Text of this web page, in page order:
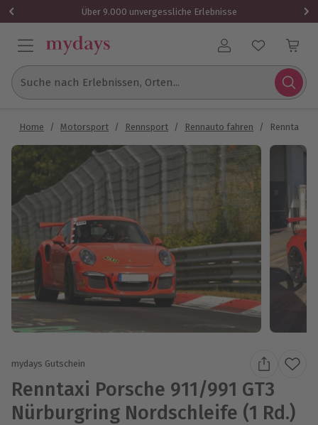
Über 9.000 unvergessliche Erlebnisse
Benutzerkonto
Suche nach Erlebnissen, Orten...
Home / Motorsport / Rennsport / Rennauto fahren / Renntaxi
mydays Gutschein
Renntaxi Porsche 911/991 GT3
Nürburgring Nordschleife (1 Rd.)